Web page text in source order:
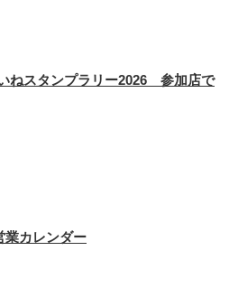
ねスタンプラリー2026 参加店で
業カレンダー